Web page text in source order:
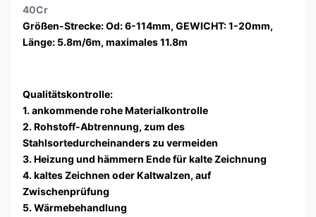
40Cr
Größen-Strecke: Od: 6-114mm, GEWICHT: 1-20mm,
Länge: 5.8m/6m, maximales 11.8m
Qualitätskontrolle:
1. ankommende rohe Materialkontrolle
2. Rohstoff-Abtrennung, zum des
Stahlsortedurcheinanders zu vermeiden
3. Heizung und hämmern Ende für kalte Zeichnung
4. kaltes Zeichnen oder Kaltwalzen, auf
Zwischenprüfung
5. Wärmebehandlung